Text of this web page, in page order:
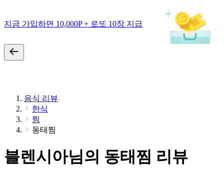
지금 가입하면 10,000P + 로또 10장 지급
음식 리뷰
한식
찜
동태찜
블렌시아님의 동태찜 리뷰